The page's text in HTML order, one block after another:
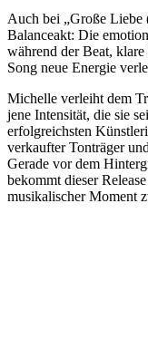
Auch bei „Große Liebe
Balanceakt: Die
während der Beat,
Song neue Energie
Michelle verleiht dem
jene Intensität, die sie
erfolgreichsten
verkaufter Tonträger
Gerade vor dem
bekommt dieser
musikalischer Moment